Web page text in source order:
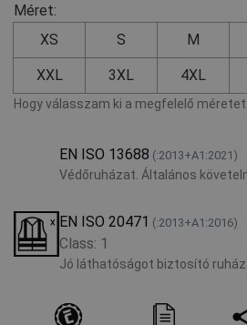
Méret:
XS
S M
XXL 3XL 4XL
Hogy válasszam ki a megfelelő
EN ISO 13688 (:2013+A1:2021)
Védőruházat. Általános
EN ISO 20471 (:2013+A1:2016)
Class: 1
Jó láthatóságot biztosító